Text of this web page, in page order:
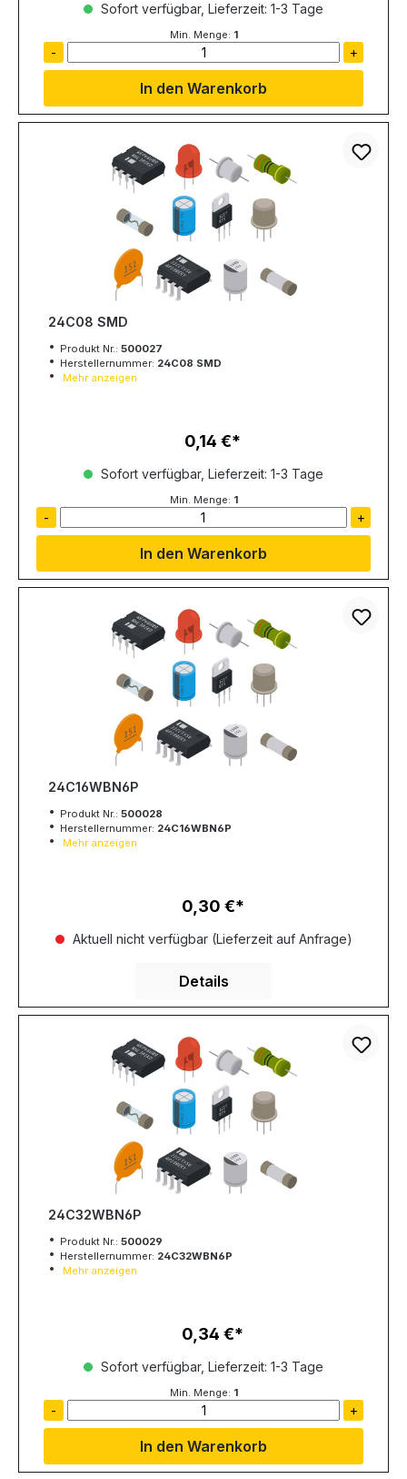
Sofort verfügbar, Lieferzeit: 1-3 Tage
Min. Menge: 1
- +
In den Warenkorb
24C08 SMD
Produkt Nr.: 500027
Herstellernummer: 24C08 SMD
Mehr anzeigen
Regulärer Preis:
0,14 €
Sofort verfügbar, Lieferzeit: 1-3 Tage
Min. Menge: 1
- +
In den Warenkorb
24C16WBN6P
Produkt Nr.: 500028
Herstellernummer: 24C16WBN6P
Mehr anzeigen
Regulärer Preis:
0,30 €
Aktuell nicht verfügbar (Lieferzeit auf Anfrage)
Details
24C32WBN6P
Produkt Nr.: 500029
Herstellernummer: 24C32WBN6P
Mehr anzeigen
Regulärer Preis:
0,34 €
Sofort verfügbar, Lieferzeit: 1-3 Tage
Min. Menge: 1
- +
In den Warenkorb